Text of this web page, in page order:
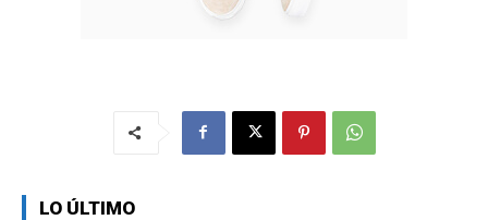
LO ÚLTIMO